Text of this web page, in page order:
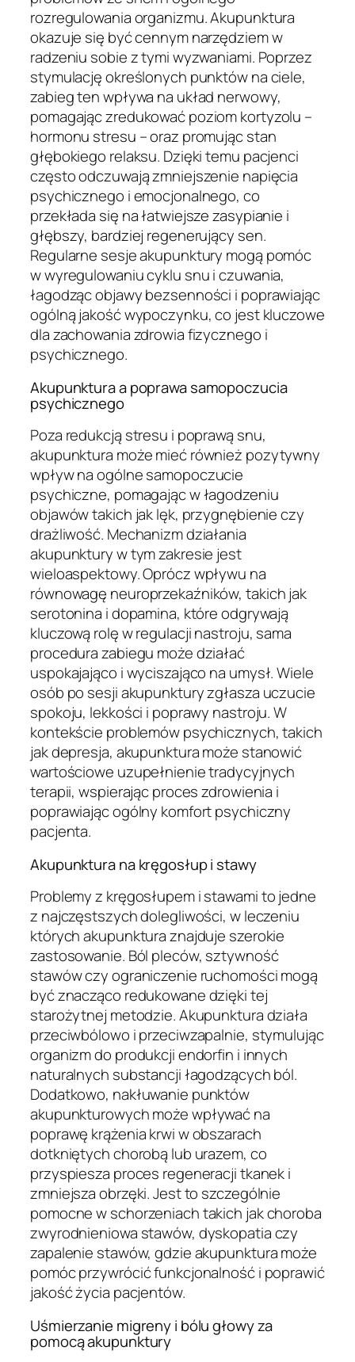
rozregulowania organizmu. Akupunktura
okazuje się być cennym narzędziem w
radzeniu sobie z tymi wyzwaniami. Poprzez
stymulację określonych punktów na ciele,
zabieg ten wpływa na układ nerwowy,
pomagając zredukować poziom kortyzolu –
hormonu stresu – oraz promując stan
głębokiego relaksu. Dzięki temu pacjenci
często odczuwają zmniejszenie napięcia
psychicznego i emocjonalnego, co
przekłada się na łatwiejsze zasypianie i
głębszy, bardziej regenerujący sen.
Regularne sesje akupunktury mogą pomóc
w wyregulowaniu cyklu snu i czuwania,
łagodząc objawy bezsenności i poprawiając
ogólną jakość wypoczynku, co jest kluczowe
dla zachowania zdrowia fizycznego i
psychicznego.
Akupunktura a poprawa samopoczucia
psychicznego
Poza redukcją stresu i poprawą snu,
akupunktura może mieć również pozytywny
wpływ na ogólne samopoczucie
psychiczne, pomagając w łagodzeniu
objawów takich jak lęk, przygnębienie czy
drażliwość. Mechanizm działania
akupunktury w tym zakresie jest
wieloaspektowy. Oprócz wpływu na
równowagę neuroprzekaźników, takich jak
serotonina i dopamina, które odgrywają
kluczową rolę w regulacji nastroju, sama
procedura zabiegu może działać
uspokajająco i wyciszająco na umysł. Wiele
osób po sesji akupunktury zgłasza uczucie
spokoju, lekkości i poprawy nastroju. W
kontekście problemów psychicznych, takich
jak depresja, akupunktura może stanowić
wartościowe uzupełnienie tradycyjnych
terapii, wspierając proces zdrowienia i
poprawiając ogólny komfort psychiczny
pacjenta.
Akupunktura na kręgosłup i stawy
Problemy z kręgosłupem i stawami to jedne
z najczęstszych dolegliwości, w leczeniu
których akupunktura znajduje szerokie
zastosowanie. Ból pleców, sztywność
stawów czy ograniczenie ruchomości mogą
być znacząco redukowane dzięki tej
starożytnej metodzie. Akupunktura działa
przeciwbólowo i przeciwzapalnie, stymulując
organizm do produkcji endorfin i innych
naturalnych substancji łagodzących ból.
Dodatkowo, nakłuwanie punktów
akupunkturowych może wpływać na
poprawę krążenia krwi w obszarach
dotkniętych chorobą lub urazem, co
przyspiesza proces regeneracji tkanek i
zmniejsza obrzęki. Jest to szczególnie
pomocne w schorzeniach takich jak choroba
zwyrodnieniowa stawów, dyskopatia czy
zapalenie stawów, gdzie akupunktura może
pomóc przywrócić funkcjonalność i poprawić
jakość życia pacjentów.
Uśmierzanie migreny i bólu głowy za
pomocą akupunktury